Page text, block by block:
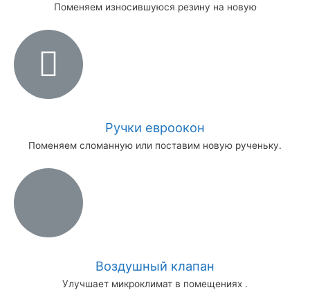
Поменяем износившуюся резину на новую
Ручки евроокон
Поменяем сломанную или поставим новую рученьку.
Воздушный клапан
Улучшает микроклимат в помещениях .